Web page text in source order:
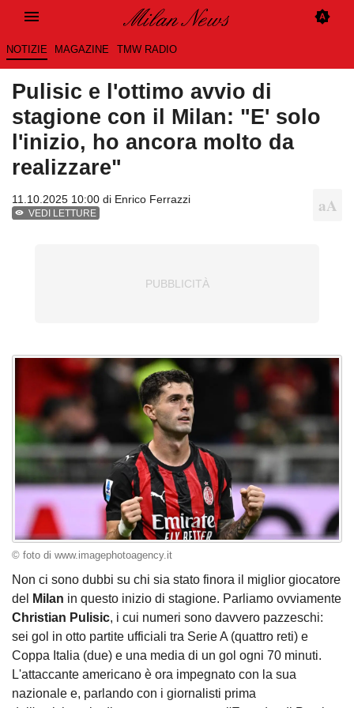
NOTIZIE MAGAZINE TMW RADIO
Pulisic e l'ottimo avvio di
stagione con il Milan: "E' solo
l'inizio, ho ancora molto da
realizzare"
11.10.2025 10:00 di Enrico Ferrazzi
VEDI LETTURE
© foto di www.imagephotoagency.it
Non ci sono dubbi su chi sia stato finora il miglior giocatore
del
Milan in questo inizio di stagione. Parliamo ovviamente
Christian Pulisic, i cui numeri sono davvero pazzeschi:
sei gol in otto partite ufficiali tra Serie A (quattro reti) e
Coppa Italia (due) e una media di un gol ogni 70 minuti.
L'attaccante americano è ora impegnato con la sua
nazionale e, parlando con i giornalisti prima